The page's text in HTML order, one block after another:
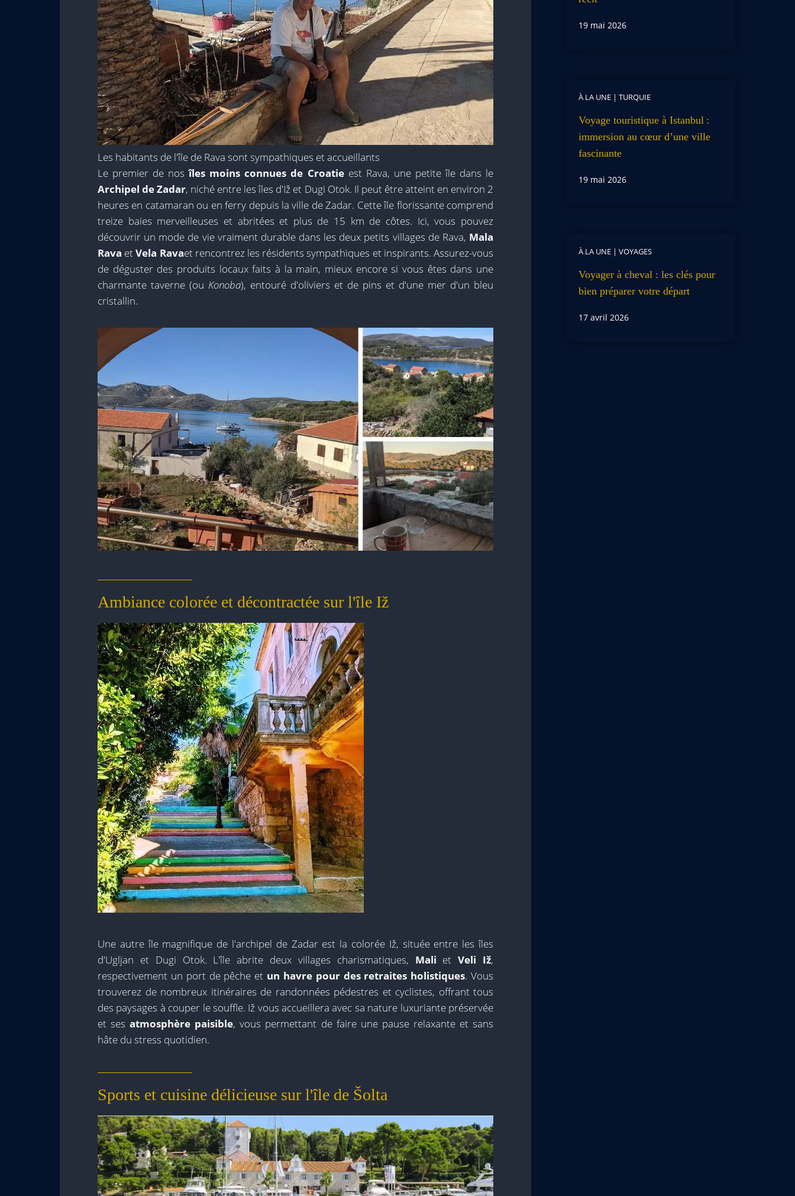
Les habitants de l'île de Rava sont sympathiques et accueillants
Le premier de nosîles moins connues de Croatieest Rava, une petite île dans le
Archipel de Zadar, niché entre les îles d'Iž et Dugi Otok. Il peut être atteint en environ 2
heures en catamaran ou en ferry depuis la ville de Zadar. Cette île florissante comprend
treize baies merveilleuses et abritées et plus de 15 km de côtes. Ici, vous pouvez
découvrir un mode de vie vraiment durable dans les deux petits villages de Rava, Mala
Rava etVela Ravaet rencontrez les résidents sympathiques et inspirants. Assurez-vous
de déguster des produits locaux faits à la main, mieux encore si vous êtes dans une
charmante taverne (ou Konoba), entouré d'oliviers et de pins et d'une mer d'un bleu
cristallin.
Ambiance colorée et décontractée sur l'île Iž
Une autre île magnifique de l'archipel de Zadar est la colorée Iž, située entre les îles
d'Ugljan et Dugi Otok. L'île abrite deux villages charismatiques, Mali etVeli Iž,
respectivement un port de pêche et un havre pour des retraites holistiques. Vous
trouverez de nombreux itinéraires de randonnées pédestres et cyclistes, offrant tous
des paysages à couper le souffle. Iž vous accueillera avec sa nature luxuriante préservée
et sesatmosphère paisible, vous permettant de faire une pause relaxante et sans
hâte du stress quotidien.
Sports et cuisine délicieuse sur l'île de Šolta
19 mai 2026
À LA UNE| TURQUIE
Voyage touristique à Istanbul :
immersion au cœur d’une ville
fascinante
19 mai 2026
À LA UNE| VOYAGES
Voyager à cheval : les clés pour
bien préparer votre départ
17 avril 2026